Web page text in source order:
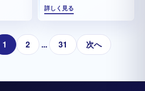
詳しく見る
1 2 ... 31 次へ